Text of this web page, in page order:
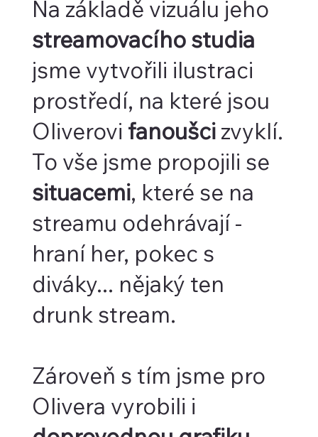
Na základě vizuálu jeho
streamovacího studia
jsme vytvořili ilustraci
prostředí, na které jsou
Oliverovi fanoušcizvyklí.
To vše jsme propojili se
situacemi, které se na
streamu odehrávají -
hraní her, pokec s
diváky... nějaký ten
drunk stream.
Zároveň s tím jsme pro
Olivera vyrobili i